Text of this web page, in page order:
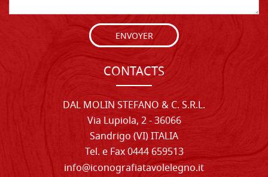
ENVOYER
CONTACTS
DAL MOLIN STEFANO & C. S.R.L.
Via Lupiola, 2 - 36066
Sandrigo (VI) ITALIA
Tel. e Fax 0444 659513
info@iconografiatavolelegno.it